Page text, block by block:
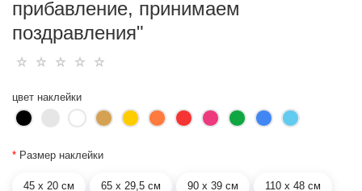
прибавление, принимаем
поздравления"
цвет наклейки
* Размер наклейки
45 х 20 см 65 х 29,5 см 90 х 39 см 110 х 48 см